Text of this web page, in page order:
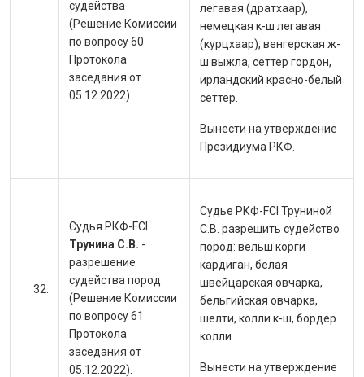
судейства
(Решение Комиссии
по вопросу 60
Протокола
заседания от
05.12.2022).
легавая (дратхаар),
немецкая к-ш легавая
(курцхаар), венгерская ж-
ш выжла, сеттер гордон,
ирландский красно-белый
сеттер.
Вынести на утверждение
Президиума РКФ.
Судья РКФ-FCI
Трунина С.В. -
разрешение
судейства пород
(Решение Комиссии
по вопросу 61
Протокола
заседания от
05.12.2022).
Судье РКФ-FCI Труниной
С.В. разрешить судейство
пород: вельш корги
кардиган, белая
швейцарская овчарка,
бельгийская овчарка,
шелти, колли к-ш, бордер
колли.
Вынести на утверждение